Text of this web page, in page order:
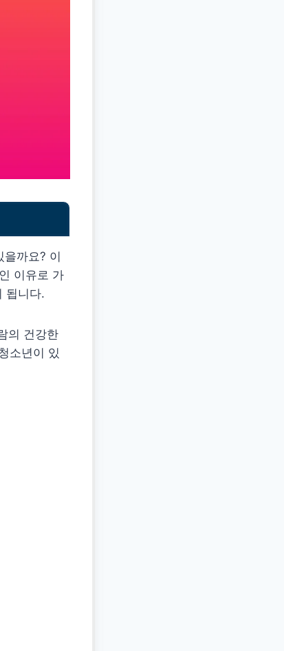
을까요? 이
이유로 가
됩니다.
의 건강한
소년이 있